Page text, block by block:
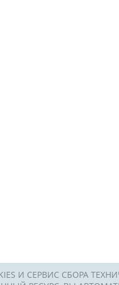
И СЕРВИС СБОРА